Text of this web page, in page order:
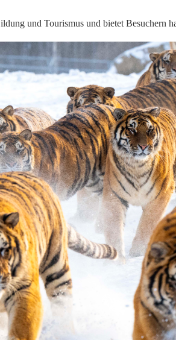
und Tourismus und bietet Besuchern